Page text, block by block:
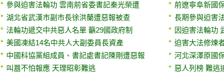
參與迫害法輪功 雲南前省委書記秦光榮遭
湖北省武漢市副市長徐洪蘭遭惡報被查
法輪功遞交中共惡人名單 籲29國政府制
美國凍結14名中共人大副委員長資產
中國科協黨組成員、書記處書記陳剛遭惡報
叫囂不怕報應 天理昭彰難逃
前遼寧阜新國
長期參與迫害
因迫害法輪功
迫害大法修煉
河北深澤原國
惡人列榜 難逃